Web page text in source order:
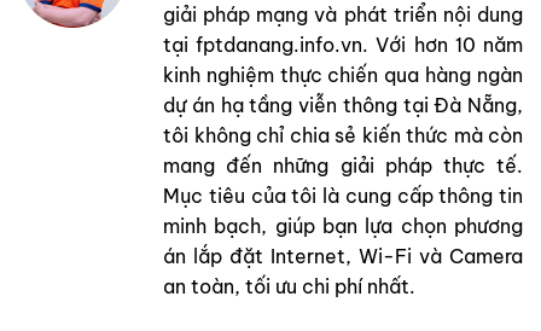
giải pháp mạng và phát triển nội dung
tại fptdanang.info.vn. Với hơn 10 năm
kinh nghiệm thực chiến qua hàng ngàn
dự án hạ tầng viễn thông tại Đà Nẵng,
tôi không chỉ chia sẻ kiến thức mà còn
mang đến những giải pháp thực tế.
Mục tiêu của tôi là cung cấp thông tin
minh bạch, giúp bạn lựa chọn phương
án lắp đặt Internet, Wi-Fi và Camera
an toàn, tối ưu chi phí nhất.